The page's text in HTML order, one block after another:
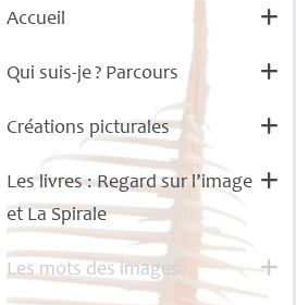
Accueil
Qui suis-je? Parcours
Créations picturales
Les livres : Regard sur l’image
et La Spirale
Les mots des images